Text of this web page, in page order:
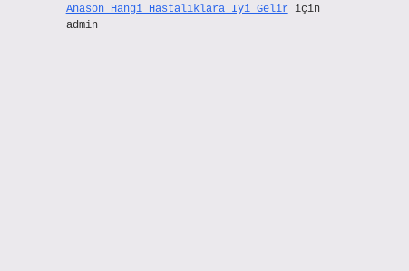
Anason Hangi Hastalıklara Iyi Gelir için
admin